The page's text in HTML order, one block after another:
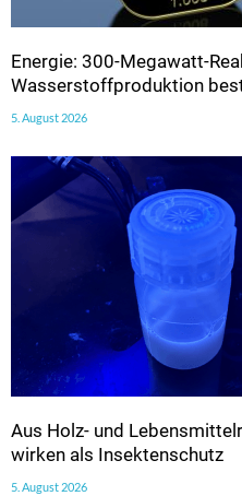
Energie: 300-Megawatt-
Wasserstoffproduktion
5. August 2026
Aus Holz- und
wirken als Insektenschutz
5. August 2026